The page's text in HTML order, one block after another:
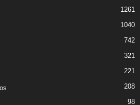
1261
1040
742
321
221
208
98